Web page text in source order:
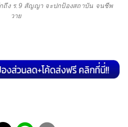
ง ร.9 สัญญา จะปกป้องสถาบัน จนชีพ
วาย